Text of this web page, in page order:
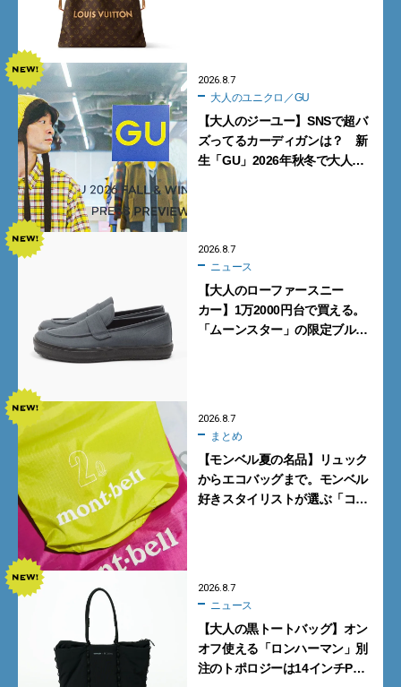
2026.8.7
大人のユニクロ／GU
【大人のジーユー】SNSで超バ
ズってるカーディガンは？ 新
生「GU」2026年秋冬で大人メ
2026.8.7
ニュース
【大人のローファースニー
カー】1万2000円台で買える。
「ムーンスター」の限定ブルー
2026.8.7
まとめ
【モンベル夏の名品】リュック
からエコバッグまで。モンベル
好きスタイリストが選ぶ「コス
2026.8.7
ニュース
【大人の黒トートバッグ】オン
オフ使える「ロンハーマン」別
注のトポロジーは14インチPC